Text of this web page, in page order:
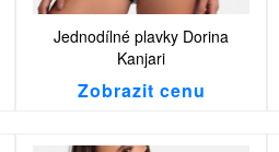
Jednodílné plavky Dorina
Kanjari
Zobrazit cenu